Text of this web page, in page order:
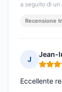
a seguito di
Recensione
J
Jean-
Nota:
Eccellente